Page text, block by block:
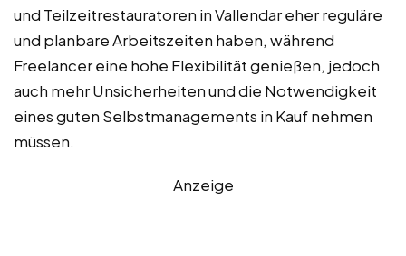
und Teilzeitrestauratoren in Vallendar eher reguläre
und planbare Arbeitszeiten haben, während
Freelancer eine hohe Flexibilität genießen, jedoch
auch mehr Unsicherheiten und die Notwendigkeit
eines guten Selbstmanagements in Kauf nehmen
müssen.
Anzeige